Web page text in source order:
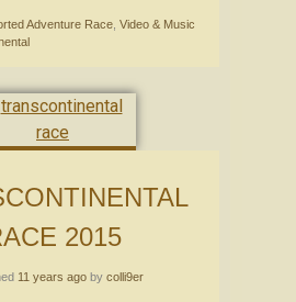
Adventure Race Video & Music
2015
11 years agoby colli9er